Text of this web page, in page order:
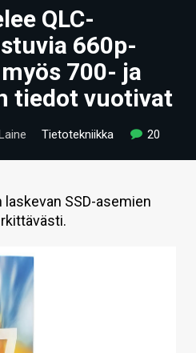
QLC-
660p-
700- ja
tiedot vuotivat
Tietotekniikka 20
SSD-asemien